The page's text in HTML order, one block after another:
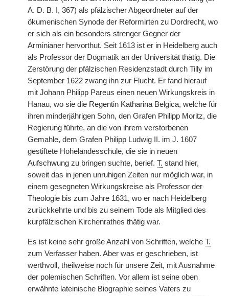
A. D. B. I, 367) als pfälzischer Abgeordneter auf der
ökumenischen Synode der Reformirten zu Dordrecht, wo
er sich als ein besonders strenger Gegner der
Arminianer hervorthut. Seit 1613 ist er in Heidelberg auch
als Professor der Dogmatik an der Universität thätig. Die
Zerstörung der pfälzischen Residenzstadt durch Tilly im
September 1622 zwang ihn zur Flucht. Er fand hierauf
mit Johann Philipp Pareus einen neuen Wirkungskreis in
Hanau, wo sie die Regentin Katharina Belgica, welche für
ihren minderjährigen Sohn, den Grafen Philipp Moritz, die
Regierung führte, an die von ihrem verstorbenen
Gemahle, dem Grafen Philipp Ludwig II. im J. 1607
gestiftete Hohelandesschule, die sie in neuen
Aufschwung zu bringen suchte, berief. T. stand hier,
soweit das in jenen unruhigen Zeiten nur möglich war, in
einem gesegneten Wirkungskreise als Professor der
Theologie bis zum Jahre 1631, wo er nach Heidelberg
zurückkehrte und bis zu seinem Tode als Mitglied des
kurpfälzischen Kirchenrathes thätig war.
Es ist keine sehr große Anzahl von Schriften, welche T.
zum Verfasser haben. Aber was er geschrieben, ist
werthvoll, theilweise noch für unsere Zeit, mit Ausnahme
der polemischen Schriften. Vor allem ist seine oben
erwähnte lateinische Biographie seines Vaters zu